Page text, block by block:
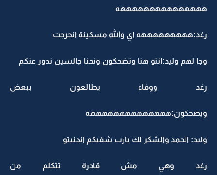
هههههههههههههههه
رغد:هههههههههه اي والله مسكينة انحرجت
وجا لهم وليد:انتو هنا وتضحكون ونحنا جالسين ندور عنكم
رغد ووفاء يطالعون ببعض
ويضحكون:ههههههههههههههه
وليد: الحمد والشكر لك يارب شفيكم انجنيتو
رغد وهي مش قادرة تتكلم من